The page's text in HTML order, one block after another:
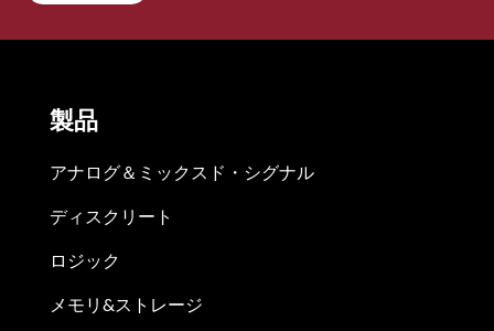
製品
アナログ＆ミックスド・シグナル
ディスクリート
ロジック
メモリ&ストレージ